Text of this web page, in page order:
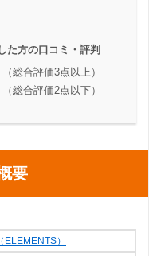
た方の口コミ・評判
総合評価3点以上）
総合評価2点以下）
要
）